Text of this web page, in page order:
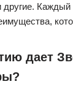
другие.
дает